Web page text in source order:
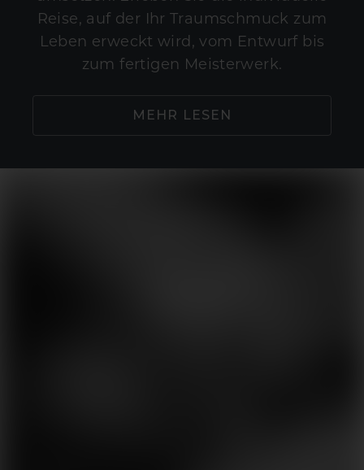
Reise, auf der Ihr Traumschmuck zum
Leben erweckt wird, vom Entwurf bis
zum fertigen Meisterwerk.
MEHR LESEN